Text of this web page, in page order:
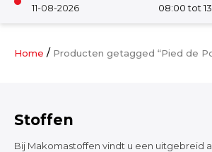
11-08-2026
08:00 tot
Damesstoffen
Home / Producten getagged “Pied de
Stoffen
Bij Makomastoffen vindt u een uitgebreid